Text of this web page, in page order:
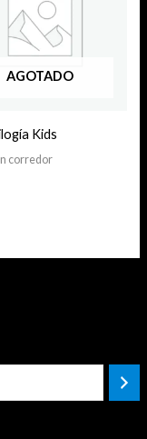
AGOTADO
Kids
corredor